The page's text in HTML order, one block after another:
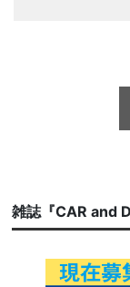
雑誌『CAR and